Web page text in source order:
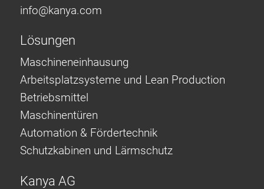
info@kanya.com
Lösungen
Maschineneinhausung
Arbeitsplatzsysteme und Lean Production
Betriebsmittel
Maschinentüren
Automation & Fördertechnik
Schutzkabinen und Lärmschutz
Kanya AG